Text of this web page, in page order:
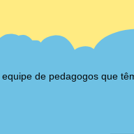
de pedagogos que